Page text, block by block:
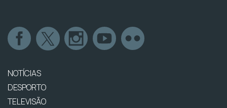
NOTÍCIAS
DESPORTO
TELEVISÃO